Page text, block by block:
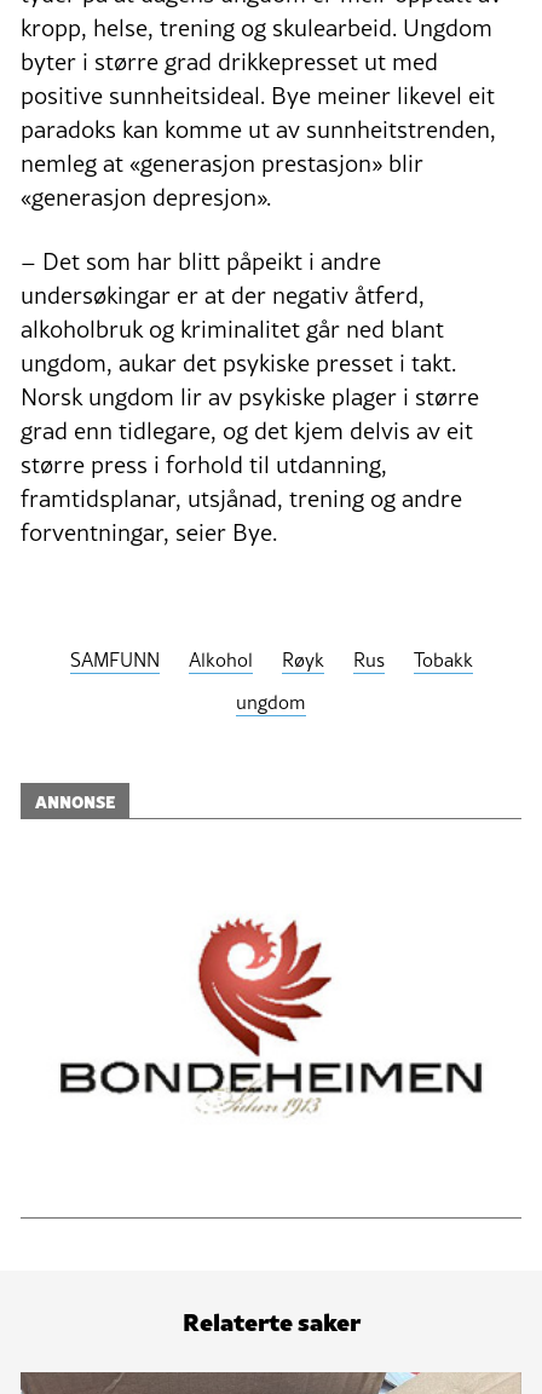
kropp, helse, trening og skulearbeid. Ungdom
byter i større grad drikkepresset ut med
positive sunnheitsideal. Bye meiner likevel eit
paradoks kan komme ut av sunnheitstrenden,
nemleg at «generasjon prestasjon» blir
«generasjon depresjon».
– Det som har blitt påpeikt i andre
undersøkingar er at der negativ åtferd,
alkoholbruk og kriminalitet går ned blant
ungdom, aukar det psykiske presset i takt.
Norsk ungdom lir av psykiske plager i større
grad enn tidlegare, og det kjem delvis av eit
større press i forhold til utdanning,
framtidsplanar, utsjånad, trening og andre
forventningar, seier Bye.
SAMFUNN Alkohol Røyk Rus
Tobakk
ungdom
ANNONSE
Relaterte saker